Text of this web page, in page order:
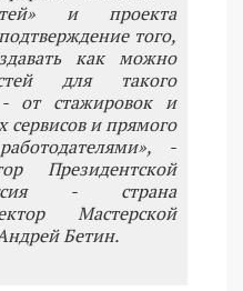
и проекта
того,
как можно
для такого
- от стажировок и
сервисов и прямого
-
Президентской
- страна
Мастерской
Бетин.